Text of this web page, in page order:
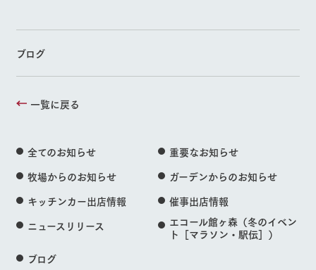
ブログ
一覧に戻る
全てのお知らせ
重要なお知らせ
牧場からのお知らせ
ガーデンからのお知らせ
キッチンカー出店情報
催事出店情報
ニュースリリース
エコール館ヶ森（冬のイベン
ト［マラソン・駅伝］）
ブログ